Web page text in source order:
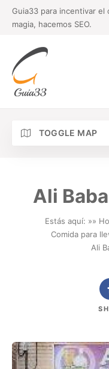
Guia33 para incentivar el
magia, hacemos SEO.
TOGGLE MAP
Ali
Estás aquí: »»
Comida para
Ali